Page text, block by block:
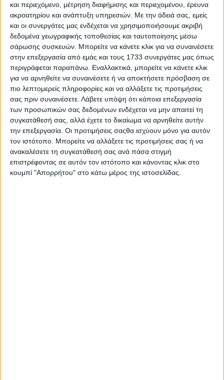
και περιεχόμενο, μέτρηση διαφήμισης και περιεχομένου, έρευνα
ακροατηρίου και ανάπτυξη υπηρεσιών. Με την άδειά σας, εμείς
και οι συνεργάτες μας ενδέχεται να χρησιμοποιήσουμε ακριβή
δεδομένα γεωγραφικής τοποθεσίας και ταυτοποίησης μέσω
σάρωσης συσκευών. Μπορείτε να κάνετε κλικ για να συναινέσετε
στην επεξεργασία από εμάς και τους 1733 συνεργάτες μας όπως
περιγράφεται παραπάνω. Εναλλακτικά, μπορείτε να κάνετε κλικ
για να αρνηθείτε να συναινέσετε ή να αποκτήσετε πρόσβαση σε
πιο λεπτομερείς πληροφορίες και να αλλάξετε τις προτιμήσεις
σας πριν συναινέσετε. Λάβετε υπόψη ότι κάποια επεξεργασία
των προσωπικών σας δεδομένων ενδέχεται να μην απαιτεί τη
συγκατάθεσή σας, αλλά έχετε το δικαίωμα να αρνηθείτε αυτήν
την επεξεργασία. Οι προτιμήσεις σαςθα ισχύουν μόνο για αυτόν
τον ιστότοπο. Μπορείτε να αλλάξετε τις προτιμήσεις σας ή να
ανακαλέσετε τη συγκατάθεσή σας ανά πάσα στιγμή
επιστρέφοντας σε αυτόν τον ιστότοπο και κάνοντας κλικ στο
κουμπί "Απορρήτου" στο κάτω μέρος της ιστοσελίδας.
21 Μαΐου, 2021
Μάχη της Κρήτης – 80 Χρόνια:
Θεατές και Αθέατες πλευράς της
Ιστορίας | Αντιθέσεις